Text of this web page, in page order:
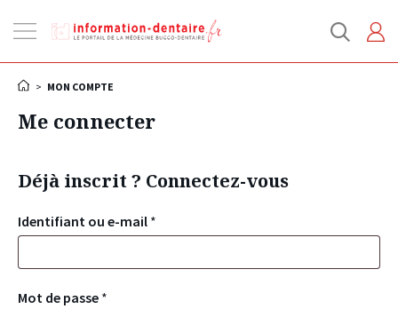
la
> MON COMPTE
Me connecter
Déjà inscrit ? Connectez-vous
Identifiant ou e-mail *
Mot de passe *